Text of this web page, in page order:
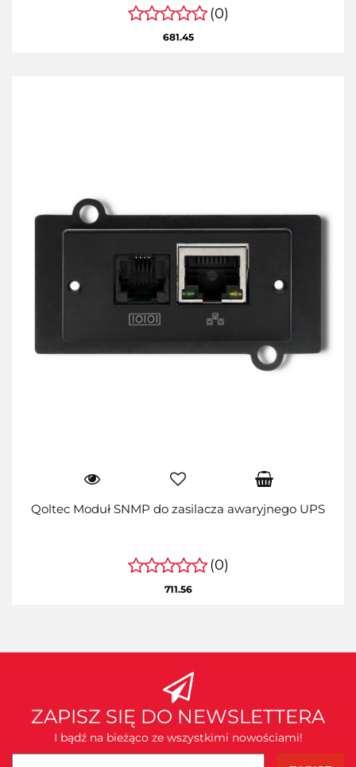
(0)
681.45
Qoltec Moduł SNMP do zasilacza awaryjnego UPS
(0)
711.56
ZAPISZ SIĘ DO NEWSLETTERA
I bądź na bieżąco ze wszystkimi nowościami!